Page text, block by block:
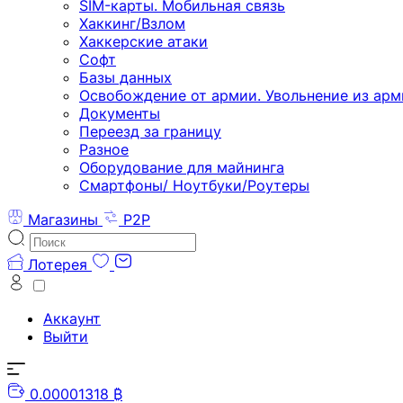
SIM-карты. Мобильная связь
Хаккинг/Взлом
Хаккерские атаки
Софт
Базы данных
Освобождение от армии. Увольнение из
Документы
Переезд за границу
Разное
Оборудование для майнинга
Смартфоны/ Ноутбуки/Роутеры
Магазины
P2P
Лотерея
Аккаунт
Выйти
0.00001318 ₿